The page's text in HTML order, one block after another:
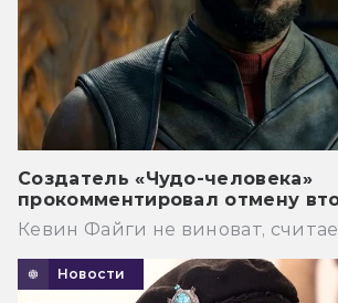
Создатель «Чудо-человека»
прокомментировал отмену
Кевин Файги не виноват,
Новости